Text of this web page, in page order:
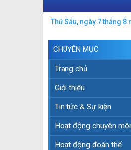
Thứ Sáu, ngày 7 tháng 8
CHUYÊN MỤC
Trang chủ
Giới thiệu
Tin tức & Sự kiện
Hoạt động chuyên
Hoạt động đoàn thể